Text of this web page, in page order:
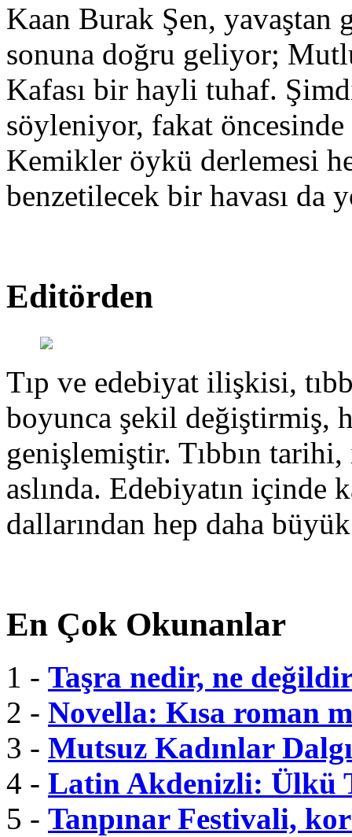
Kaan Burak Şen, yavaştan
sonuna doğru geliyor;
Kafası bir hayli tuhaf.
söyleniyor, fakat
Kemikler öykü derlemesi
benzetilecek bir havası da
Editörden
Tıp ve edebiyat ilişkisi,
boyunca şekil değiştirmiş,
genişlemiştir. Tıbbın
aslında. Edebiyatın içinde
dallarından hep daha
En Çok Okunanlar
1 - Taşra nedir, ne
2 - Novella: Kısa roman
3 - Mutsuz Kadınlar
4 - Latin Akdenizli: Ülkü
5 - Tanpınar Festivali,